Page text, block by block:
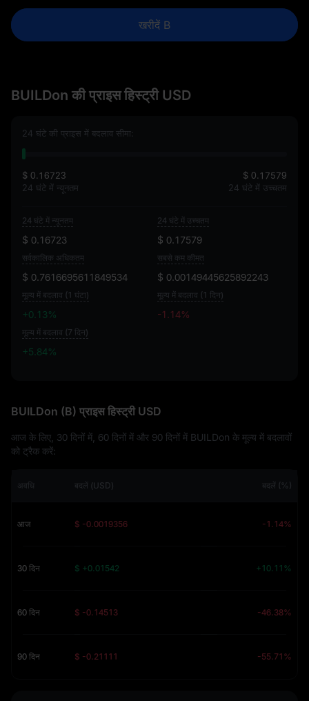
खरीदें B
BUILDon की प्राइस हिस्ट्री USD
24 घंटे की प्राइस में बदलाव सीमा:
$ 0.16723
24 घंटे में न्यूनतम
$ 0.17579
24 घंटे में उच्चतम
24 घंटे में न्यूनतम
$ 0.16723
24 घंटे में उच्चतम
$ 0.17579
सर्वकालिक अधिकतम
$ 0.7616695611849534
सबसे कम कीमत
$ 0.00149445625892243
मूल्य में बदलाव (1 घंटा)
+0.13%
मूल्य में बदलाव (1 दिन)
-1.14%
मूल्य में बदलाव (7 दिन)
+5.84%
BUILDon (B) प्राइस हिस्ट्री USD
आज के लिए, 30 दिनों में, 60 दिनों में और 90 दिनों में BUILDon के मूल्य में बदलावों
को ट्रैक करें:
अवधि बदलें (USD) बदलें (%)
आज $ -0.0019356 -1.14%
30 दिन $ +0.01542 +10.11%
60 दिन $ -0.14513 -46.38%
90 दिन $ -0.21111 -55.71%